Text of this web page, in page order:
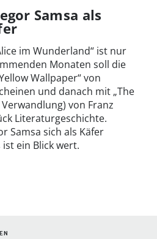
Samsa als
im Wunderland“ ist nur
Monaten soll die
Wallpaper“ von
und danach mit „The
von Franz
Literaturgeschichte.
Samsa sich als Käfer
ein Blick wert.